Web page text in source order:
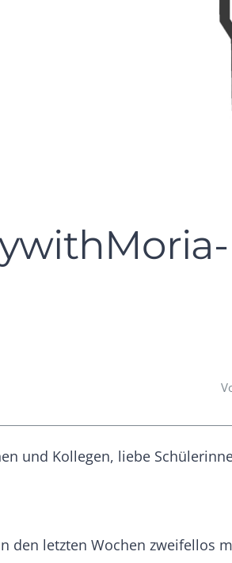
und Kollegen, liebe
den letzten Wochen zweifellos